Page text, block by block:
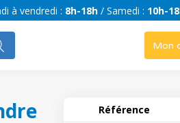
à vendredi : 8h-18h / Samedi : 10h-
Mon
Référence